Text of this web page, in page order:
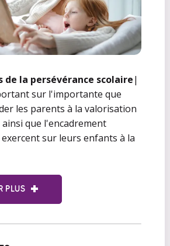
la persévérance scolaire|
sur l'importante que
les parents à la valorisation
que l'encadrement
sur leurs enfants à la
PLUS